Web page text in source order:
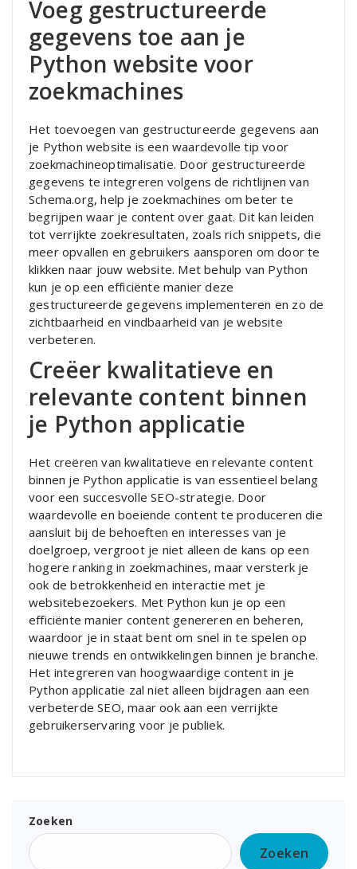
Voeg gestructureerde
gegevens toe aan je
Python website voor
zoekmachines
Het toevoegen van gestructureerde gegevens aan
je Python website is een waardevolle tip voor
zoekmachineoptimalisatie. Door gestructureerde
gegevens te integreren volgens de richtlijnen van
Schema.org, help je zoekmachines om beter te
begrijpen waar je content over gaat. Dit kan leiden
tot verrijkte zoekresultaten, zoals rich snippets, die
meer opvallen en gebruikers aansporen om door te
klikken naar jouw website. Met behulp van Python
kun je op een efficiënte manier deze
gestructureerde gegevens implementeren en zo de
zichtbaarheid en vindbaarheid van je website
verbeteren.
Creëer kwalitatieve en
relevante content binnen
je Python applicatie
Het creëren van kwalitatieve en relevante content
binnen je Python applicatie is van essentieel belang
voor een succesvolle SEO-strategie. Door
waardevolle en boeiende content te produceren die
aansluit bij de behoeften en interesses van je
doelgroep, vergroot je niet alleen de kans op een
hogere ranking in zoekmachines, maar versterk je
ook de betrokkenheid en interactie met je
websitebezoekers. Met Python kun je op een
efficiënte manier content genereren en beheren,
waardoor je in staat bent om snel in te spelen op
nieuwe trends en ontwikkelingen binnen je branche.
Het integreren van hoogwaardige content in je
Python applicatie zal niet alleen bijdragen aan een
verbeterde SEO, maar ook aan een verrijkte
gebruikerservaring voor je publiek.
Zoeken
Zoeken